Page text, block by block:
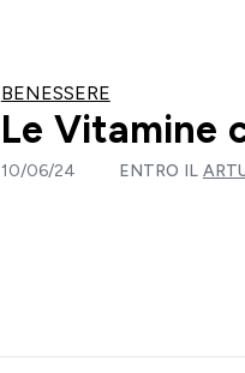
BENESSERE
Le Vitamine
10/06/24 ENTRO IL